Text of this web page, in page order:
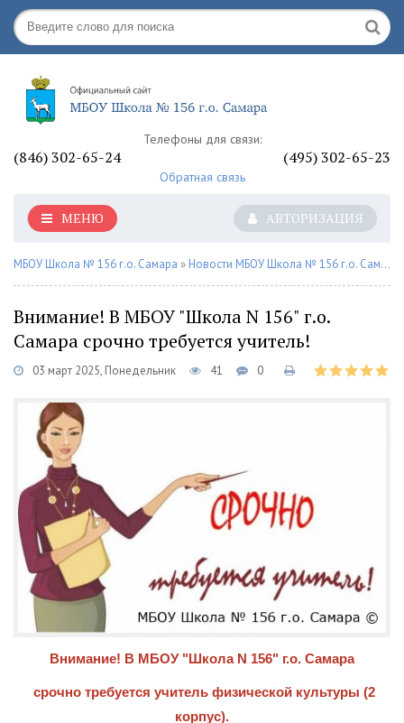
Телефоны для связи:
(846) 302-65-24 (495) 302-65-23
Обратная связь
АВТОРИЗАЦИЯ
МЕНЮ
МБОУ Школа № 156 г.о. Самара » Новости МБОУ Школа № 156 г.о. Самара
Внимание! В МБОУ "Школа N 156" г.о.
Самара срочно требуется учитель!
03 март 2025, Понедельник 41 0
Внимание! В МБОУ "Школа N 156" г.о. Самара
срочно требуется учитель физической культуры (2
корпус).